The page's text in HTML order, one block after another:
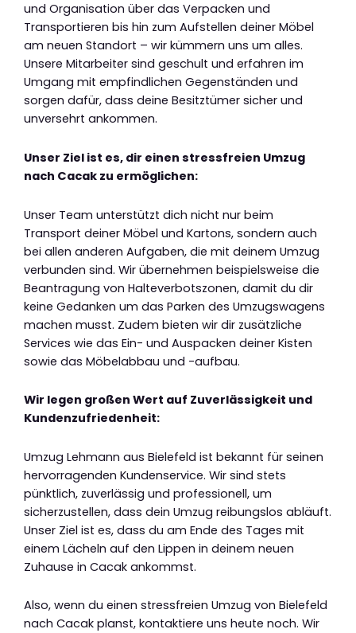
und Organisation über das Verpacken und
Transportieren bis hin zum Aufstellen deiner Möbel
am neuen Standort – wir kümmern uns um alles.
Unsere Mitarbeiter sind geschult und erfahren im
Umgang mit empfindlichen Gegenständen und
sorgen dafür, dass deine Besitztümer sicher und
unversehrt ankommen.
Unser Ziel ist es, dir einen stressfreien Umzug
nach Cacak zu ermöglichen:
Unser Team unterstützt dich nicht nur beim
Transport deiner Möbel und Kartons, sondern auch
bei allen anderen Aufgaben, die mit deinem Umzug
verbunden sind. Wir übernehmen beispielsweise die
Beantragung von Halteverbotszonen, damit du dir
keine Gedanken um das Parken des Umzugswagens
machen musst. Zudem bieten wir dir zusätzliche
Services wie das Ein- und Auspacken deiner Kisten
sowie das Möbelabbau und -aufbau.
Wir legen großen Wert auf Zuverlässigkeit und
Kundenzufriedenheit:
Umzug Lehmann aus Bielefeld ist bekannt für seinen
hervorragenden Kundenservice. Wir sind stets
pünktlich, zuverlässig und professionell, um
sicherzustellen, dass dein Umzug reibungslos abläuft.
Unser Ziel ist es, dass du am Ende des Tages mit
einem Lächeln auf den Lippen in deinem neuen
Zuhause in Cacak ankommst.
Also, wenn du einen stressfreien Umzug von Bielefeld
nach Cacak planst, kontaktiere uns heute noch. Wir